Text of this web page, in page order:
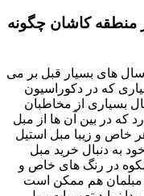
منطقه کاشان چگونه
های بسیار قبل بر می
که در دکوراسیون
بسیاری از مخاطبان
که در بین آن ها از مبل
خاص و زیبا مبل استیل
به دنبال خرید مبل
در رنگ های خاص و
مبلمان هم ممکن است